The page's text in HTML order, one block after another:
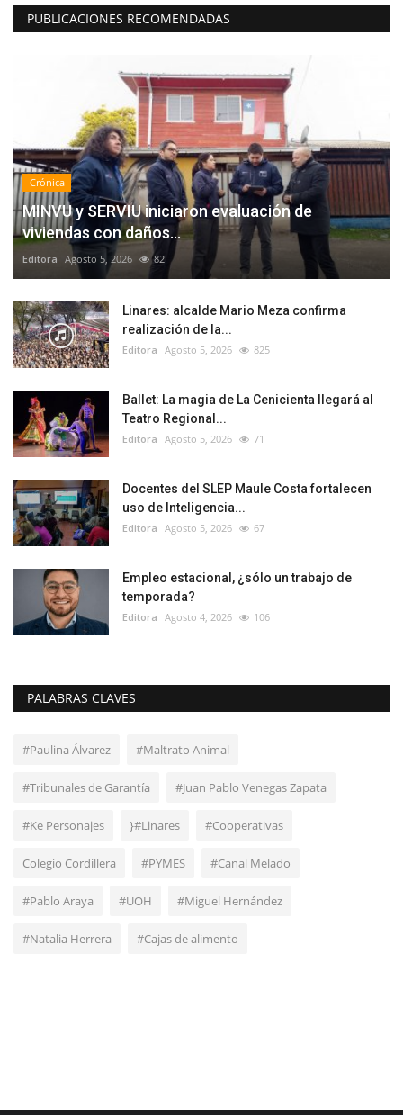
PUBLICACIONES RECOMENDADAS
Crónica
MINVU y SERVIU iniciaron evaluación de
viviendas con daños...
Editora Agosto 5, 2026 82
Linares: alcalde Mario Meza confirma
realización de la...
Editora Agosto 5, 2026 825
Ballet: La magia de La Cenicienta llegará al
Teatro Regional...
Editora Agosto 5, 2026 71
Docentes del SLEP Maule Costa fortalecen
uso de Inteligencia...
Editora Agosto 5, 2026 67
Empleo estacional, ¿sólo un trabajo de
temporada?
Editora Agosto 4, 2026 106
PALABRAS CLAVES
#Paulina Álvarez #Maltrato Animal
#Tribunales de Garantía #Juan Pablo Venegas Zapata
#Ke Personajes }#Linares #Cooperativas
Colegio Cordillera #PYMES #Canal Melado
#Pablo Araya #UOH #Miguel Hernández
#Natalia Herrera #Cajas de alimento